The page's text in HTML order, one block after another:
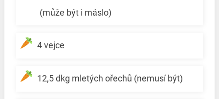
(může být i máslo)
4 vejce
12,5 dkg mletých ořechů (nemusí být)